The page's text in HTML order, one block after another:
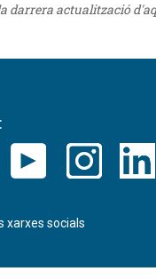
darrera actualització
xarxes socials